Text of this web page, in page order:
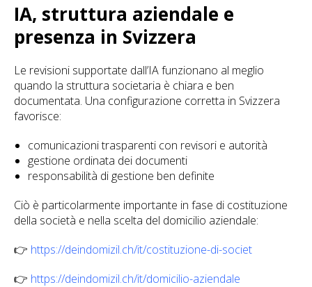
IA, struttura aziendale e
presenza in Svizzera
Le revisioni supportate dall’IA funzionano al meglio
quando la struttura societaria è chiara e ben
documentata. Una configurazione corretta in Svizzera
favorisce:
comunicazioni trasparenti con revisori e autorità
gestione ordinata dei documenti
responsabilità di gestione ben definite
Ciò è particolarmente importante in fase di costituzione
della società e nella scelta del domicilio aziendale:
👉 https://deindomizil.ch/it/costituzione-di-societ
👉 https://deindomizil.ch/it/domicilio-aziendale